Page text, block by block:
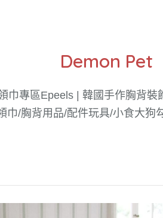
Demon Pet
巾專區Epeels | 韓國手作胸背裝
巾/胸背用品/配件玩具/小食大狗